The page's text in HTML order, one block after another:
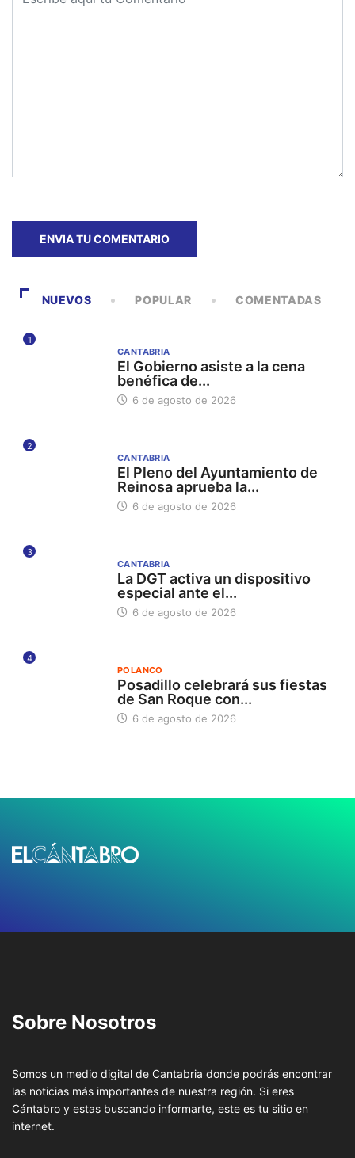
NUEVOS POPULAR COMENTADAS
1
CANTABRIA
El Gobierno asiste a la cena
benéfica de...
6 de agosto de 2026
2
CANTABRIA
El Pleno del Ayuntamiento de
Reinosa aprueba la...
6 de agosto de 2026
3
CANTABRIA
La DGT activa un dispositivo
especial ante el...
6 de agosto de 2026
4
POLANCO
Posadillo celebrará sus fiestas
de San Roque con...
6 de agosto de 2026
Sobre Nosotros
Somos un medio digital de Cantabria donde podrás encontrar
las noticias más importantes de nuestra región. Si eres
Cántabro y estas buscando informarte, este es tu sitio en
internet.